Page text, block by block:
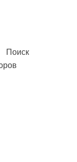
Поиск